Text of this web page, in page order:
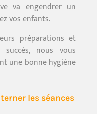
va engendrer un
vos enfants.
préparations et
nous vous
une bonne hygiène
les séances